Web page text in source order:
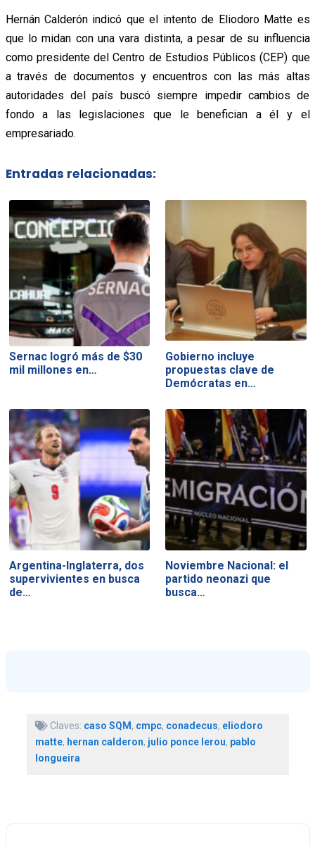
Hernán Calderón indicó que el intento de Eliodoro Matte es
que lo midan con una vara distinta, a pesar de su influencia
como presidente del Centro de Estudios Públicos (CEP) que
a través de documentos y encuentros con las más altas
autoridades del país buscó siempre impedir cambios de
fondo a las legislaciones que le benefician a él y el
empresariado.
Entradas relacionadas:
Sernac logró más de $30
mil millones en…
Gobierno incluye
propuestas clave de
Demócratas en…
Argentina-Inglaterra, dos
supervivientes en busca
de…
Noviembre Nacional: el
partido neonazi que
busca…
Claves: caso SQM, cmpc, conadecus, eliodoro
matte, hernan calderon, julio ponce lerou, pablo
longueira